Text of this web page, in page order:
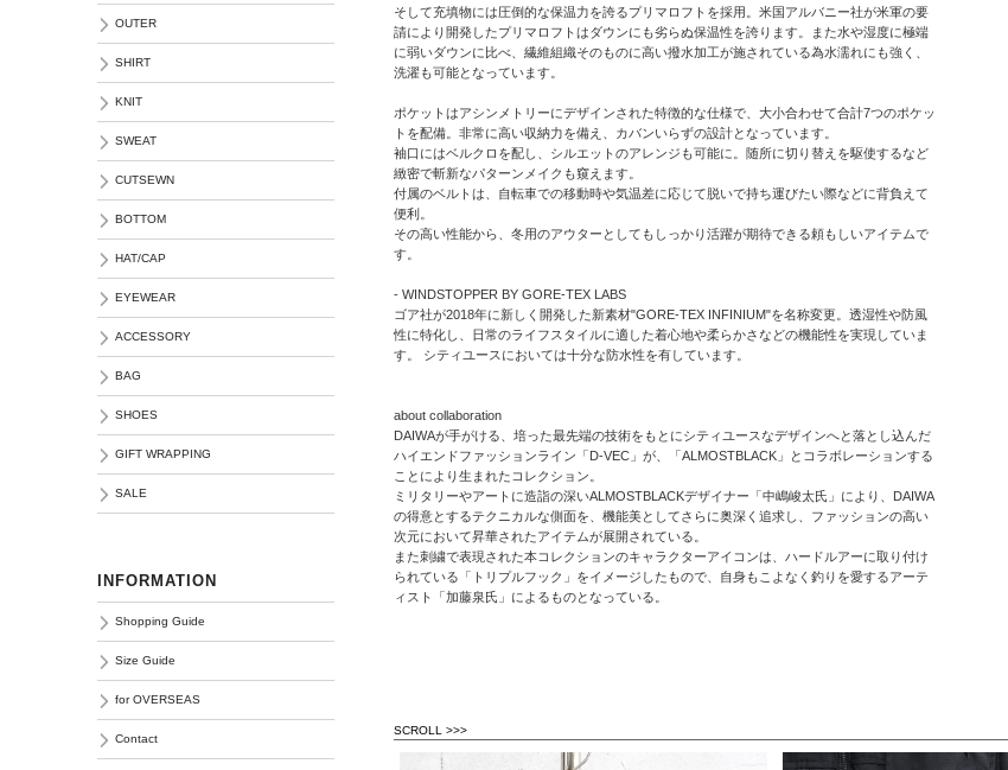
そして充填物には圧倒的な保温力を誇るプリマロフトを採用。米国アルバニー社が米軍の要
請により開発したプリマロフトはダウンにも劣らぬ保温性を誇ります。また水や湿度に極端
に弱いダウンに比べ、繊維組織そのものに高い撥水加工が施されている為水濡れにも強く、
洗濯も可能となっています。
ポケットはアシンメトリーにデザインされた特徴的な仕様で、大小合わせて合計7つのポケッ
トを配備。非常に高い収納力を備え、カバンいらずの設計となっています。
袖口にはベルクロを配し、シルエットのアレンジも可能に。随所に切り替えを駆使するなど
緻密で斬新なパターンメイクも窺えます。
付属のベルトは、自転車での移動時や気温差に応じて脱いで持ち運びたい際などに背負えて
便利。
その高い性能から、冬用のアウターとしてもしっかり活躍が期待できる頼もしいアイテムで
す。
- WINDSTOPPER BY GORE-TEX LABS
ゴア社が2018年に新しく開発した新素材"GORE-TEX INFINIUM"を名称変更。透湿性や防⾵
性に特化し、⽇常のライフスタイルに適した着⼼地や柔らかさなどの機能性を実現していま
す。 ⁡シティユースにおいては十分な防水性を有しています。
about collaboration
DAIWAが手がける、培った最先端の技術をもとにシティユースなデザインへと落とし込んだ
ハイエンドファッションライン「D-VEC」が、「ALMOSTBLACK」とコラボレーションする
ことにより生まれたコレクション。
ミリタリーやアートに造詣の深いALMOSTBLACKデザイナー「中嶋峻太氏」により、DAIWA
の得意とするテクニカルな側面を、機能美としてさらに奥深く追求し、ファッションの高い
次元において昇華されたアイテムが展開されている。
また刺繍で表現された本コレクションのキャラクターアイコンは、ハードルアーに取り付け
られている「トリプルフック」をイメージしたもので、自身もこよなく釣りを愛するアーテ
ィスト「加藤泉氏」によるものとなっている。
SCROLL >>>
OUTER
SHIRT
KNIT
SWEAT
CUTSEWN
BOTTOM
HAT/CAP
EYEWEAR
ACCESSORY
BAG
SHOES
GIFT WRAPPING
SALE
INFORMATION
Shopping Guide
Size Guide
for OVERSEAS
Contact